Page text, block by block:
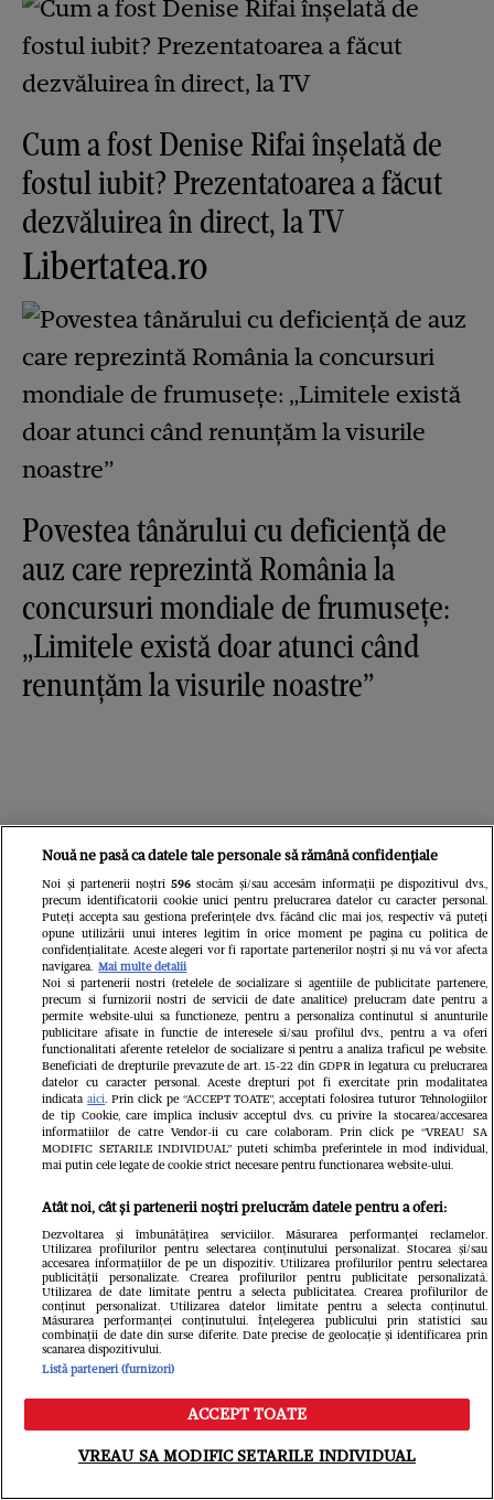
Cum a fost Denise Rifai înșelată de
fostul iubit? Prezentatoarea a făcut
dezvăluirea în direct, la TV
Libertatea.ro
Povestea tânărului cu deficiență de
auz care reprezintă România la
concursuri mondiale de frumusețe:
„Limitele există doar atunci când
renunțăm la visurile noastre”
Din aceeași categorie
VEDETE SI EVENIMENTE
Cine este Roxana Vașniuc. A lucrat la
VEDETE
Ce s-a
Meniu Caută
Nouă ne pasă ca datele tale personale să rămână confidențiale
Noi și partenerii noștri 596stocăm și/sau accesăm informații pe dispozitivul dvs.,
precum identificatorii cookie unici pentru prelucrarea datelor cu caracter personal.
Puteți accepta sau gestiona preferințele dvs. făcând clic mai jos, respectiv vă puteți
opune utilizării unui interes legitim în orice moment pe pagina cu politica de
confidențialitate. Aceste alegeri vor fi raportate partenerilor noștri și nu vă vor afecta
navigarea. Mai multe detalii
Noi si partenerii nostri (retelele de socializare si agentiile de publicitate partenere,
precum si furnizorii nostri de servicii de date analitice) prelucram date pentru a
permite website-ului sa functioneze, pentru a personaliza continutul si anunturile
publicitare afisate in functie de interesele si/sau profilul dvs., pentru a va oferi
functionalitati aferente retelelor de socializare si pentru a analiza traficul pe website.
Beneficiati de drepturile prevazute de art. 15-22 din GDPR in legatura cu prelucrarea
datelor cu caracter personal. Aceste drepturi pot fi exercitate prin modalitatea
indicataaici. Prin click pe “ACCEPT TOATE”, acceptati folosirea tuturor Tehnologiilor
de tip Cookie, care implica inclusiv acceptul dvs. cu privire la stocarea/accesarea
informatiilor de catre Vendor-ii cu care colaboram. Prin click pe “VREAU SA
MODIFIC SETARILE INDIVIDUAL” puteti schimba preferintele in mod individual,
mai putin cele legate de cookie strict necesare pentru functionarea website-ului.
Atât noi, cât și partenerii noștri prelucrăm datele pentru a oferi:
Dezvoltarea și îmbunătățirea serviciilor. Măsurarea performanței reclamelor.
Utilizarea profilurilor pentru selectarea conținutului personalizat. Stocarea și/sau
accesarea informațiilor de pe un dispozitiv. Utilizarea profilurilor pentru selectarea
publicității personalizate. Crearea profilurilor pentru publicitate personalizată.
Utilizarea de date limitate pentru a selecta publicitatea. Crearea profilurilor de
conținut personalizat. Utilizarea datelor limitate pentru a selecta conținutul.
Măsurarea performanței conținutului. Înțelegerea publicului prin statistici sau
combinații de date din surse diferite. Date precise de geolocație și identificarea prin
scanarea dispozitivului.
Listă parteneri (furnizori)
ACCEPT TOATE
VREAU SA MODIFIC SETARILE INDIVIDUAL